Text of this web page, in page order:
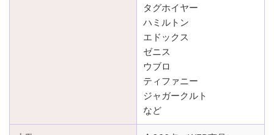
タグホイヤー
ハミルトン
エドックス
ゼニス
ウブロ
ティファニー
ジャガークルト
など